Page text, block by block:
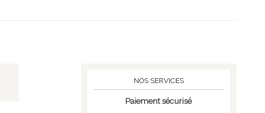
NOS SERVICES
Paiement sécurisé